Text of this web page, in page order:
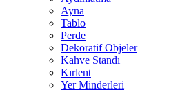
Ayna
Tablo
Perde
Dekoratif Objeler
Kahve Standı
Kırlent
Yer Minderleri